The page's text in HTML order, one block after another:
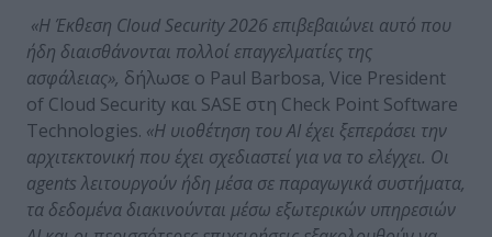
«Η Έκθεση Cloud Security2026 επιβεβαιώνει αυτό που
ήδη διαισθάνονται πολλοί επαγγελματίες της
ασφάλειας», δήλωσε ο Paul Barbosa, Vice President
of Cloud Security και SASE στη Check Point Software
Technologies. «Η υιοθέτηση τουAI έχει ξεπεράσει την
αρχιτεκτονική που έχει σχεδιαστεί για να το ελέγχει. Οι
agentsλειτουργούν ήδη μέσα σε παραγωγικά συστήματα,
τα δεδομένα διακινούνται μέσω εξωτερικών υπηρεσιών